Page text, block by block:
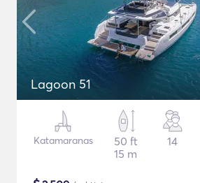
Lagoon 51
Katamaranas
50 ft
15 m
14